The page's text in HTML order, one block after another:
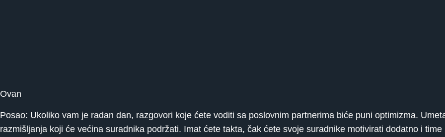
Ovan
Posao: Ukoliko vam je radan dan, razgovori koje ćete voditi sa poslovnim partnerima biće puni optimizma.
razmišljanja koji će većina suradnika podržati. Imat ćete takta, čak ćete svoje suradnike motivirati dodatno i